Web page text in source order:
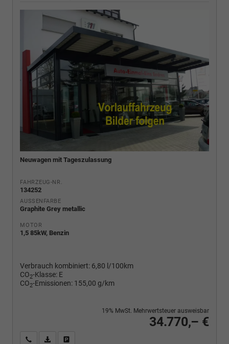
Neuwagen mit Tageszulassung
FAHRZEUG-NR.
134252
AUSSENFARBE
Graphite Grey metallic
MOTOR
1,5 85kW, Benzin
Verbrauch kombiniert: 6,80 l/100km
CO2-Klasse: E
CO2-Emissionen: 155,00 g/km
34.770,– €
19% MwSt. Mehrwertsteuer ausweisbar
Wir rufen Sie anPDF-Fahrzeugexposé drucken